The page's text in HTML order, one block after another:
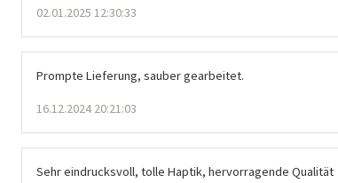
02.01.2025 12:30:33
Prompte Lieferung, sauber gearbeitet.
16.12.2024 20:21:03
Sehr eindrucksvoll, tolle Haptik, hervorragende Qualität